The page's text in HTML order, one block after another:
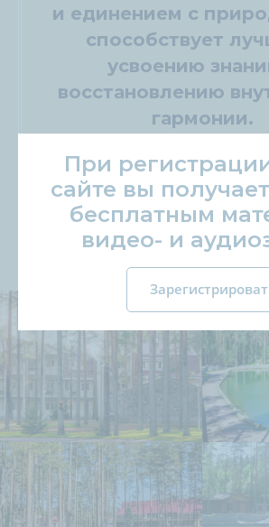
и единением с
способствует
усвоению
восстановлению
гармонии.
Вы можете также
ОНЛАЙНиз любой
При
сайте вы
бесплатным
видео- и